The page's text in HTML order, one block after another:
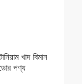
খাদ বিমান
পণ্য